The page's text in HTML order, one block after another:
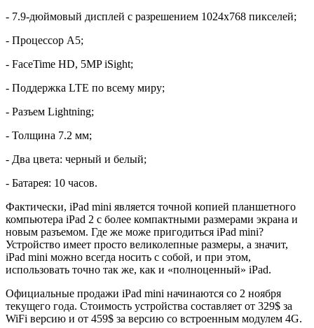
- 7.9-дюймовый дисплей с разрешением 1024х768 пикселей;
- Процессор А5;
- FaceTime HD, 5MP iSight;
- Поддержка LTE по всему миру;
- Разъем Lightning;
- Толщина 7.2 мм;
- Два цвета: черный и белый;
- Батарея: 10 часов.
Фактически, iPad mini является точной копией планшетного
компьютера iPad 2 с более компактными размерами экрана и
новым разъемом. Где же може пригодиться iPad mini?
Устройство имеет просто великолепные размеры, а значит,
iPad mini можно всегда носить с собой, и при этом,
использовать точно так же, как и «полноценный» iPad.
Официальные продажи iPad mini начинаются со 2 ноября
текущего года. Стоимость устройства составляет от 329$ за
WiFi версию и от 459$ за версию со встроенным модулем 4G.